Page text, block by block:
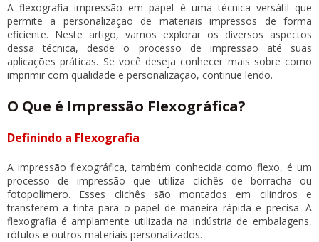
Aflexografia impressão em papel é uma técnica versátil que
permite a personalização de materiais impressos de forma
eficiente. Neste artigo, vamos explorar os diversos aspectos
dessa técnica, desde o processo de impressão até suas
aplicações práticas. Se você deseja conhecer mais sobre como
imprimir com qualidade e personalização, continue lendo.
O Que é Impressão Flexográfica?
Definindo a Flexografia
A impressão flexográfica, também conhecida como flexo, é um
processo de impressão que utiliza clichês de borracha ou
fotopolímero. Esses clichês são montados em cilindros e
transferem a tinta para o papel de maneira rápida e precisa. A
flexografia é amplamente utilizada na indústria de embalagens,
rótulos e outros materiais personalizados.